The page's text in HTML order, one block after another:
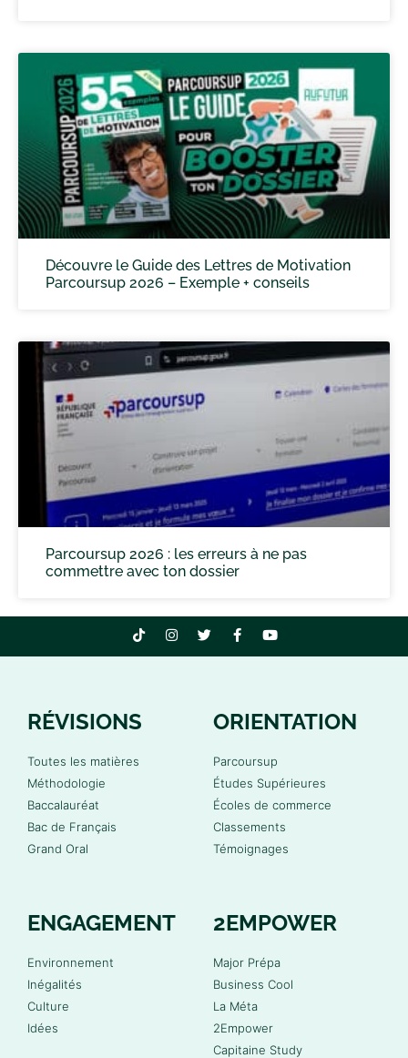
Découvre le Guide des Lettres de Motivation
Parcoursup 2026 – Exemple + conseils
Parcoursup 2026 : les erreurs à ne pas
commettre avec ton dossier
RÉVISIONS
Toutes les matières
Méthodologie
Baccalauréat
Bac de Français
Grand Oral
ORIENTATION
Parcoursup
Études Supérieures
Écoles de commerce
Classements
Témoignages
ENGAGEMENT
Environnement
Inégalités
Culture
Idées
2EMPOWER
Major Prépa
Business Cool
La Méta
2Empower
Capitaine Study